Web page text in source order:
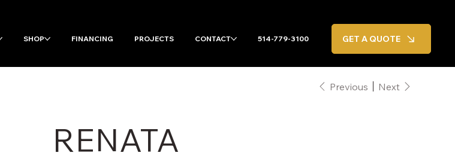
SHOP FINANCING PROJECTS CONTACT 514-779-3100 GET A QUOTE
Previous Next
RENATA